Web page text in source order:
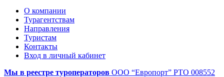
О компании
Турагентствам
Направления
Туристам
Контакты
Вход в личный кабинет
Мы в реестре туроператоров ООО “Европорт” РТО 008552